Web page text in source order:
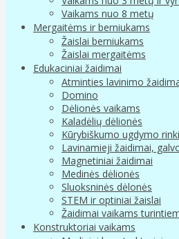
Vaikams nuo 8 metų
Mergaitėms ir berniukams
Žaislai berniukams
Žaislai mergaitėms
Edukaciniai žaidimai
Atminties lavinimo
Domino
Dėlionės vaikams
Kaladėlių dėlionės
Kūrybiškumo ugdymo
Lavinamieji žaidimai,
Magnetiniai žaidimai
Medinės dėlionės
Sluoksninės dėlonės
STEM ir optiniai žaislai
Žaidimai vaikams
Konstruktoriai vaikams